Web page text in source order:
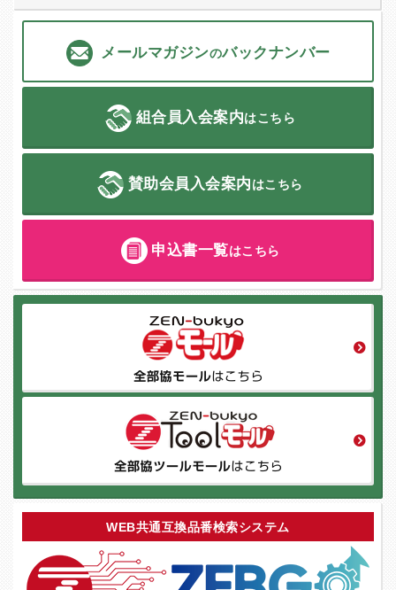
メールマガジンのバックナンバー
組合員入会案内はこちら
賛助会員入会案内はこちら
申込書一覧はこちら
WEB共通互換品番検索システム